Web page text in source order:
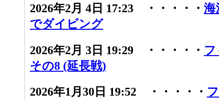
2026年2月 4日 17:23 ・・・・・ 海
でダイビング
2026年2月 3日 19:29 ・・・・・
その8 (延長戦)
2026年1月30日 19:52 ・・・・・